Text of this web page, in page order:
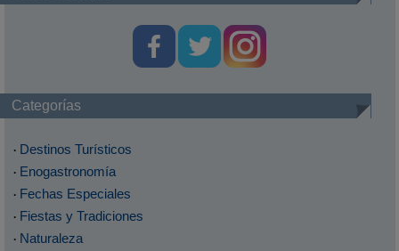
Categorías
· Destinos Turísticos
· Enogastronomía
· Fechas Especiales
· Fiestas y Tradiciones
· Naturaleza